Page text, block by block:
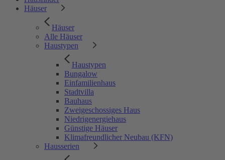
Häuser
Häuser
Alle Häuser
Haustypen
Haustypen
Bungalow
Einfamilienhaus
Stadtvilla
Bauhaus
Zweigeschossiges Haus
Niedrigenergiehaus
Günstige Häuser
Klimafreundlicher Neubau (KFN)
Hausserien